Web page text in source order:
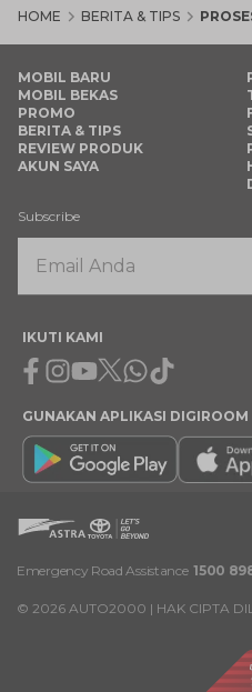
HOME BERITA & TIPS
MOBIL BARU
MOBIL BEKAS
PROMO
BERITA & TIPS
REVIEW PRODUK
AKUN SAYA
Subscribe
IKUTI KAMI
Facebook
Instagram
Youtube
X Whatsapp
Tiktok
GUNAKAN APLIKASI DIGIROOM
Emergency Road Assistance 1500
© 2026 AUTO2000 | HAK CIPTA